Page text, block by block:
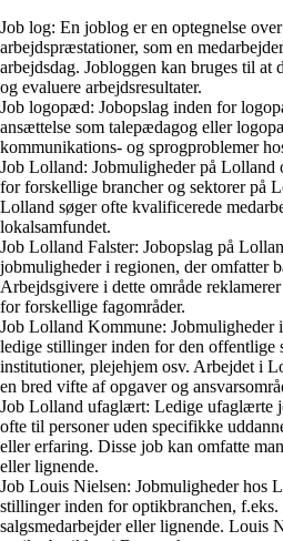
Job log: En joblog er en optegnelse
arbejdspræstationer, som en
arbejdsdag. Jobloggen kan bruges til at
og evaluere arbejdsresultater.
Job logopæd: Jobopslag inden for
ansættelse som talepædagog eller
kommunikations- og sprogproblemer
Job Lolland: Jobmuligheder på Lolland
for forskellige brancher og sektorer på
Lolland søger ofte kvalificerede
lokalsamfundet.
Job Lolland Falster: Jobopslag på
jobmuligheder i regionen, der omfatter
Arbejdsgivere i dette område
for forskellige fagområder.
Job Lolland Kommune:
ledige stillinger inden for den offentlige
institutioner, plejehjem osv. Arbejdet i
en bred vifte af opgaver og
Job Lolland ufaglært: Ledige ufaglærte
ofte til personer uden specifikke
eller erfaring. Disse job kan omfatte
eller lignende.
Job Louis Nielsen: Jobmuligheder hos
stillinger inden for optikbranchen, f.eks.
salgsmedarbejder eller lignende. Louis